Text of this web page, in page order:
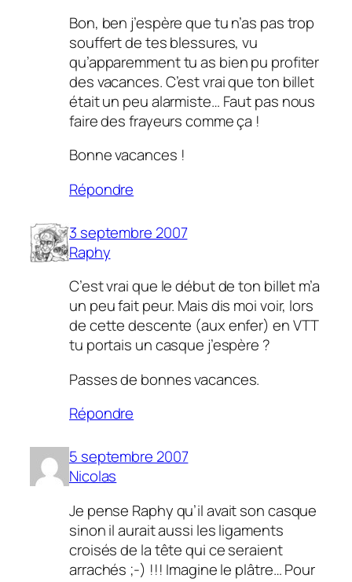
Bon, ben j’espère que tu n’as pas trop
souffert de tes blessures, vu
qu’apparemment tu as bien pu profiter
des vacances. C’est vrai que ton billet
était un peu alarmiste… Faut pas nous
faire des frayeurs comme ça !
Bonne vacances !
Répondre
3 septembre 2007
Raphy
C’est vrai que le début de ton billet m’a
un peu fait peur. Mais dis moi voir, lors
de cette descente (aux enfer) en VTT
tu portais un casque j’espère ?
Passes de bonnes vacances.
Répondre
5 septembre 2007
Nicolas
Je pense Raphy qu’il avait son casque
sinon il aurait aussi les ligaments
croisés de la tête qui ce seraient
arrachés ;-) !!! Imagine le plâtre… Pour